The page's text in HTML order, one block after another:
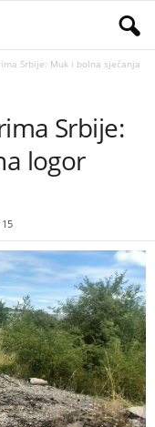
Srbije: Muk i bolna sjećanja
Srbije:
logor
15